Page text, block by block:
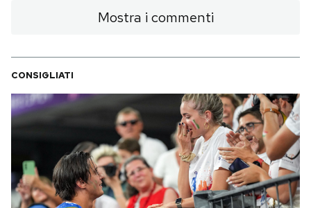
Mostra i commenti
CONSIGLIATI